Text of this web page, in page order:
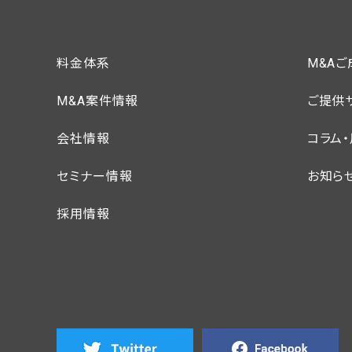
料金体系 M&Aご
M&A案件情報 ご提供
会社情報 コラム
セミナー情報 お知ら
採用情報